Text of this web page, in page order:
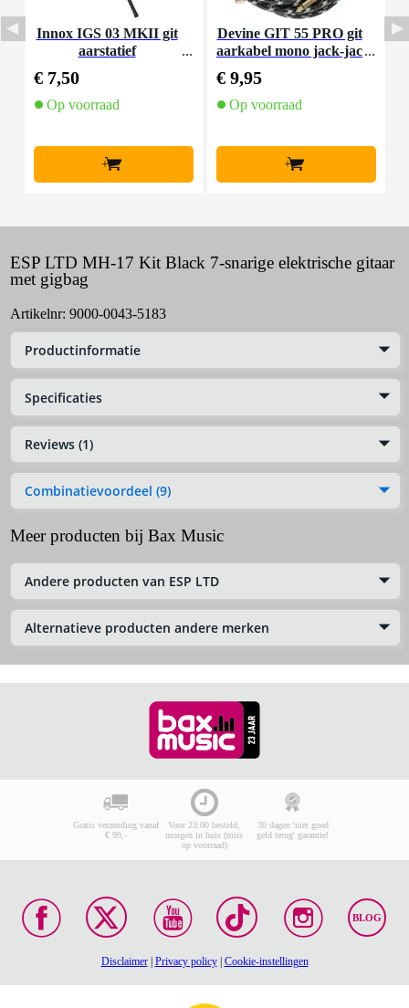
Innox IGS 03 MKII git
aarstatief
€ 7,50
Op voorraad
+
Devine GIT 55 PRO git
aarkabel mono jack-jac
€ 9,95
Op voorraad
+
ESP LTD MH-17 Kit Black 7-snarige elektrische gitaar
met gigbag
Artikelnr: 9000-0043-5183
Productinformatie
Specificaties
Reviews (1)
Combinatievoordeel (9)
Meer producten bij Bax Music
Andere producten van ESP LTD
Alternatieve producten andere merken
Gratis verzending vanaf
€ 99,-
Voor 23:00 besteld,
morgen in huis (mits
op voorraad)
30 dagen 'niet goed
geld terug' garantie!
BLOG
Disclaimer| Privacy policy| Cookie-instellingen